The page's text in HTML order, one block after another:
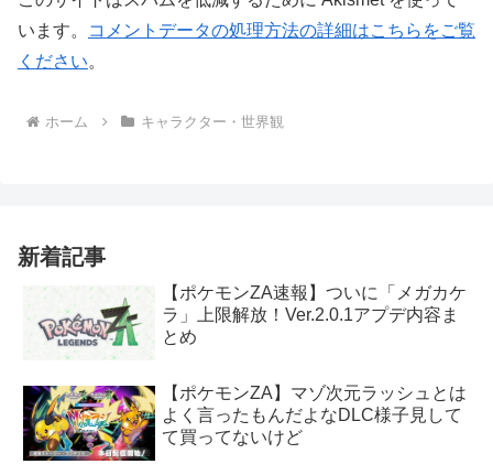
います。
コメントデータの処理方法の詳細はこちらをご覧
ください。
ホーム キャラクター・世界観
新着記事
【ポケモンZA速報】ついに「メガカケ
ラ」上限解放！Ver.2.0.1アプデ内容ま
とめ
【ポケモンZA】マゾ次元ラッシュとは
よく言ったもんだよなDLC様子見して
て買ってないけど